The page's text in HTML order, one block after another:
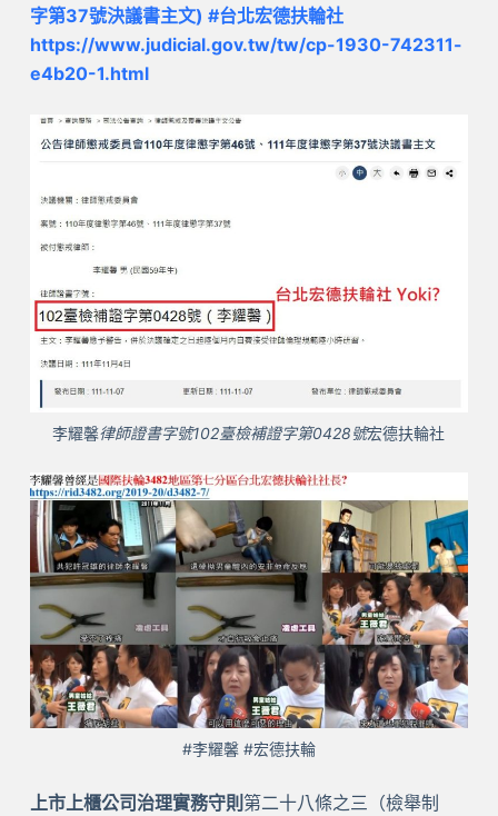
字第37號決議書主文) #台北宏德扶輪社
https://www.judicial.gov.tw/tw/cp-1930-742311-
e4b20-1.html
李耀馨律師證書字號102臺檢補證字第0428號宏德扶輪社
#李耀馨 #宏德扶輪
上市上櫃公司治理實務守則 第二十八條之三（檢舉制